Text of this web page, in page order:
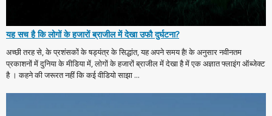
यह सच है कि लोगों के हजारों ब्राजील में देखा उफौ दुर्घटना?
अच्छी तरह से, के प्रशंसकों के षड्यंत्र के सिद्धांत, यह अपने समय है! के अनुसार नवीनतम
प्रकाशनों में दुनिया के मीडिया में, लोगों के हजारों ब्राजील में देखा है में एक अज्ञात फ्लाइंग ऑब्जेक्ट
है । कहने की जरूरत नहीं कि कई वीडियो साझा ...